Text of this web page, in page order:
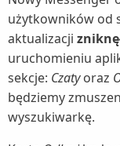
użytkowników od
aktualizacji
uruchomieniu
sekcje: Czatyoraz
będziemy
wyszukiwarkę.